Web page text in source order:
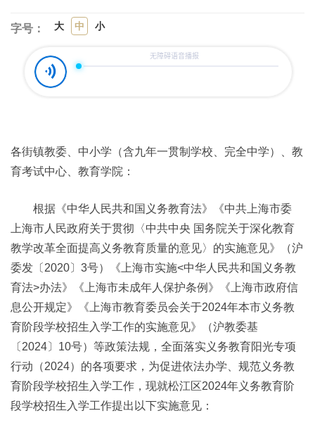
字号： 大 中 小
各街镇教委、中小学（含九年一贯制学校、完全中学）、教
育考试中心、教育学院：
根据《中华人民共和国义务教育法》《中共上海市委
上海市人民政府关于贯彻〈中共中央 国务院关于深化教育
教学改革全面提高义务教育质量的意见〉的实施意见》（沪
委发〔2020〕3号）《上海市实施<中华人民共和国义务教
育法>办法》《上海市未成年人保护条例》《上海市政府信
息公开规定》《上海市教育委员会关于2024年本市义务教
育阶段学校招生入学工作的实施意见》（沪教委基
〔2024〕10号）等政策法规，全面落实义务教育阳光专项
行动（2024）的各项要求，为促进依法办学、规范义务教
育阶段学校招生入学工作，现就松江区2024年义务教育阶
段学校招生入学工作提出以下实施意见：